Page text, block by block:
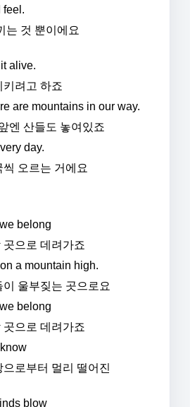
feel.
는 것 뿐이에요
alive.
키려고 하죠
are mountains in our way.
엔 산들도 놓여있죠
day.
오르는 거에요
belong
으로 데려가죠
a mountain high.
울부짖는 곳으로요
belong
으로 데려가죠
로부터 멀리 떨어진
blow